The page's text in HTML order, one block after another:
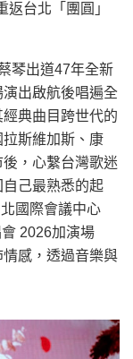
台北「團圓」
琴出道47年全新
出啟航後唱遍全
典曲目跨世代的
斯維加斯、康
，心繫台灣歌迷
己最熟悉的起
國際會議中心
2026加演場
感，透過音樂與